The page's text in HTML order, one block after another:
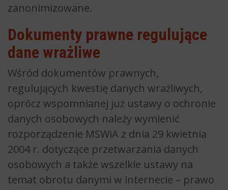
zanonimizowane.
Dokumenty prawne regulujące
dane wrażliwe
Wśród dokumentów prawnych,
regulujących kwestię danych wrażliwych,
oprócz wspomnianej już ustawy o ochronie
danych osobowych należy wymienić
rozporządzenie MSWiA z dnia 29 kwietnia
2004 r. dotyczące przetwarzania danych
osobowych a także wszelkie ustawy na
temat obrotu danymi w internecie – prawo